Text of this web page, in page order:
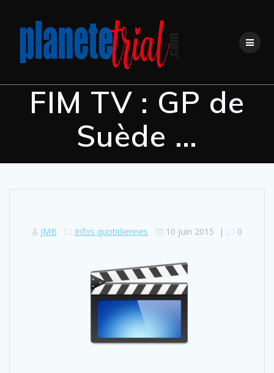
content
FIM TV : GP de
Suède …
JMB Infos quotidiennes 10 juin 2015 | 0